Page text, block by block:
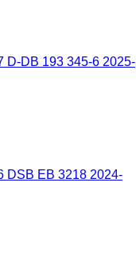
D-DB 193 345-6 2025-
DSB EB 3218 2024-